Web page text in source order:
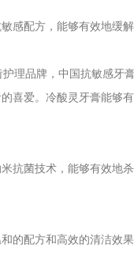
配方，能够有效地缓
理品牌，中国抗敏感牙
爱。冷酸灵牙膏能够
菌技术，能够有效地
配方和高效的清洁效